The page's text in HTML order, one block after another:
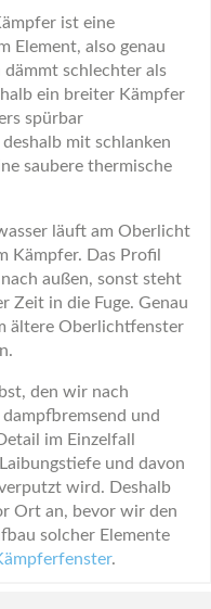
ist eine
Element, also genau
schlechter als
ein breiter Kämpfer
spürbar
mit schlanken
saubere thermische
läuft am Oberlicht
Kämpfer. Das Profil
außen, sonst steht
Zeit in die Fuge. Genau
ältere Oberlichtfenster
den wir nach
und
im Einzelfall
und davon
wird. Deshalb
Ort an, bevor wir den
solcher Elemente
.